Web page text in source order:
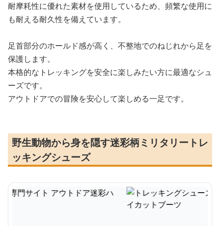
耐摩耗性に優れた素材を使用しているため、頻繁な使用に
も耐える耐久性を備えています。
足首部分のホールド感が高く、不整地でのねじれから足を
保護します。
本格的なトレッキングを安全に楽しみたい方に最適なシュ
ーズです。
アウトドアでの冒険を安心して楽しめる一足です。
野生動物から身を隠す迷彩柄ミリタリートレ
ッキングシューズ